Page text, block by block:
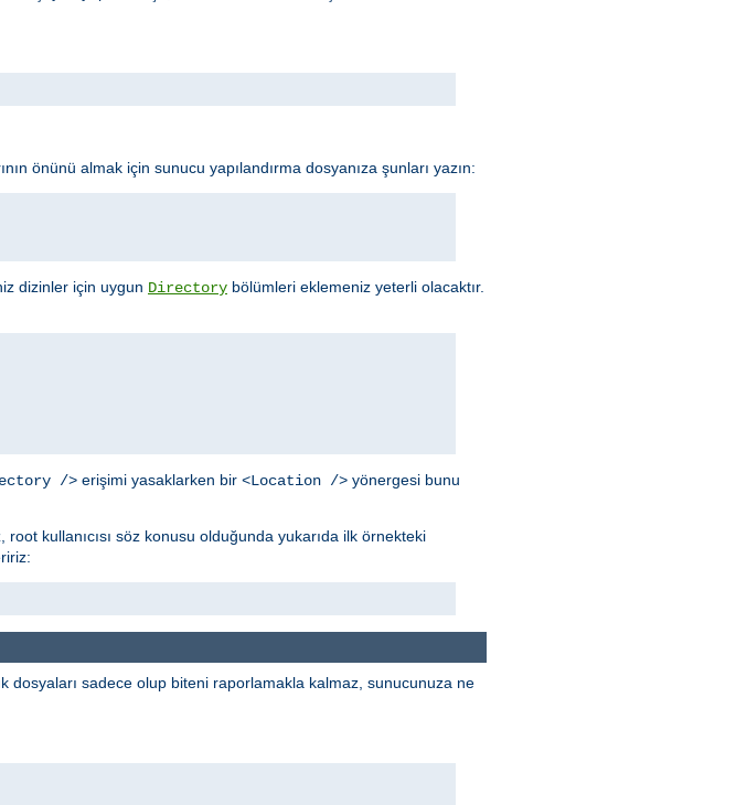
önünü almak için sunucu yapılandırma dosyanıza şunları yazın:
dizinler için uygun Directory bölümleri eklemeniz yeterli olacaktır.
/> erişimi yasaklarken bir <Location /> yönergesi bunu
root kullanıcısı söz konusu olduğunda yukarıda ilk örnekteki
dosyaları sadece olup biteni raporlamakla kalmaz, sunucunuza ne